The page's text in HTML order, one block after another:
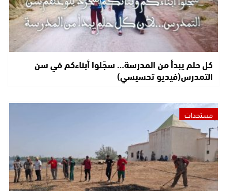
كل حلم يبدأ من المدرسة… سجّلوا أبناءكم في سن
التمدرس(فيديو تحسيسي)
مستجدات